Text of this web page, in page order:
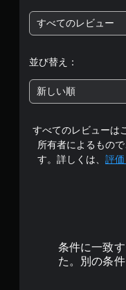
すべてのレビュー
並び替え：
新しい順
すべてのレビューは
所有者によるもの
す。詳しくは、 評
条件に一致
た。別の条